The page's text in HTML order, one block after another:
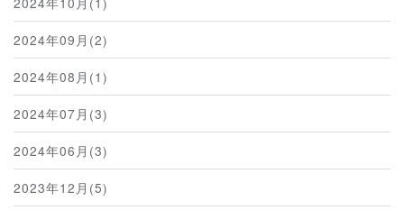
2024年09月(2)
2024年08月(1)
2024年07月(3)
2024年06月(3)
2023年12月(5)